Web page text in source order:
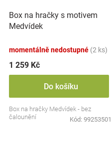
Box na hračky s motivem
Medvídek
momentálně nedostupné (2 ks)
1 259 Kč
Do košíku
Box na hračky Medvídek - bez
čalounění
Kód: 99253501